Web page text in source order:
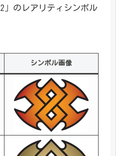
」のレアリティシンボル
シンボル画像